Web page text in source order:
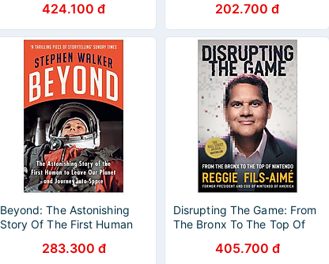
424.100 đ 202.700 đ
Beyond: The Astonishing
Story Of The First Human
Journey Into Space
283.300 đ
Disrupting The Game: From
The Bronx To The Top Of
405.700 đ